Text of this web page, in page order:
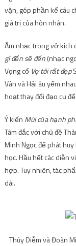
vặn, góp phần kể câu
giá trị của hôn nhân.
Âm nhạc trong vở
gì đến sẽ đến(nhạc
Vọng cổ Vợ tôi rất đẹp
Vân và Hải âu yếm
hoạt thay đổi đạo cụ
Ý kiến Mùi của hạnh
Tâm đắc với chủ đề
Minh Ngọc để phát
học. Hầu hết các diễn
hợp. Tuy nhiên, tác
dài.
Thúy Diễm và Đoàn